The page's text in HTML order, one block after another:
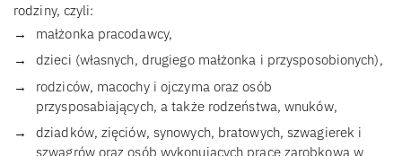
rodziny, czyli:
małżonka pracodawcy,
dzieci (własnych, drugiego małżonka i przysposobionych),
rodziców, macochy i ojczyma oraz osób
przysposabiających, a także rodzeństwa, wnuków,
dziadków, zięciów, synowych, bratowych, szwagierek i
szwagrów oraz osób wykonujących pracę zarobkową w